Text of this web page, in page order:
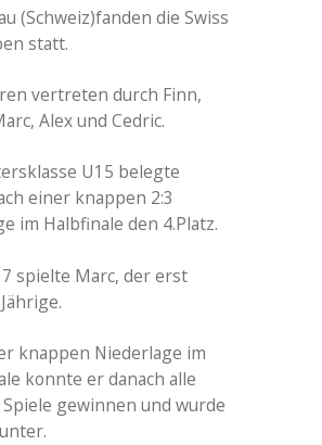
(Schweiz)fanden die Swiss
statt.
vertreten durch Finn,
Alex und Cedric.
U15 belegte
einer knappen 2:3
im Halbfinale den 4.Platz.
spielte Marc, der erst
knappen Niederlage im
konnte er danach alle
gewinnen und wurde